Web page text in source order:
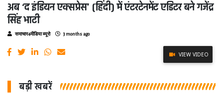
अब ‘द इंडियन एक्सप्रेस’ (हिंदी) में एंटरटेनमेंट एडिटर बने गजेंद्र
सिंह भाटी
समाचार4मीडिया ब्यूरो 3 months ago
VIEW VIDEO
बड़ी खबरें